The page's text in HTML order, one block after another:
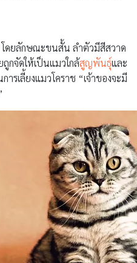
โดยลักษณะขนสั้น ลำตัวมีสีสวาด
กจัดให้เป็นแมวใกล้สูญพันธุ์และ
รเลี้ยงแมวโคราช “เจ้าของจะมี